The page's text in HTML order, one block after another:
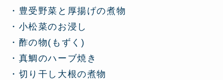
・豊受野菜と厚揚げの煮物
・小松菜のお浸し
・酢の物(もずく)
・真鯛のハーブ焼き
・切り干し大根の煮物